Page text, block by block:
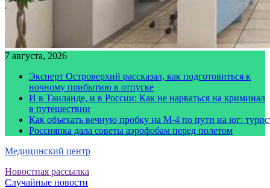
7 августа, 2026
Эксперт Островерхий рассказал, как подготовиться к
ночному прибытию в отпуске
И в Таиланде, и в России: Как не нарваться на криминал
в путешествии
Как объехать вечную пробку на М-4 по пути на юг:
Россиянка дала советы аэрофобам перед полетом
Медицинский центр
Новостная рассылка
Случайные новости